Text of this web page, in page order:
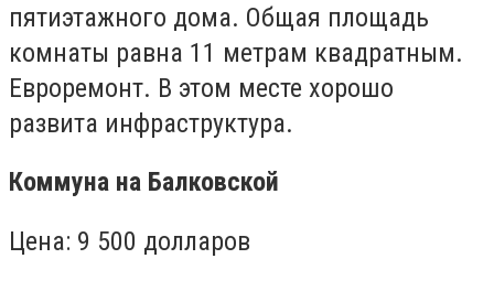
пятиэтажного дома. Общая площадь
комнаты равна 11 метрам квадратным.
Евроремонт. В этом месте хорошо
развита инфраструктура.
Коммуна на Балковской
Цена: 9 500 долларов